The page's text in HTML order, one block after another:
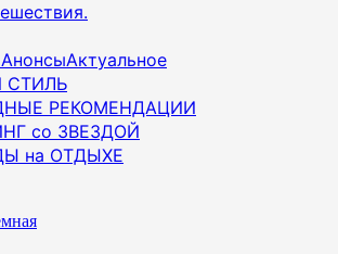
Актуальное
СТИЛЬ
РЕКОМЕНДАЦИИ
со ЗВЕЗДОЙ
на ОТДЫХЕ